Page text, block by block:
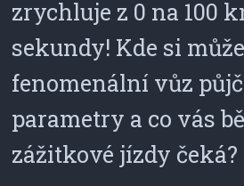
zrychluje z 0 na 100
sekundy! Kde si
fenomenální vůz
parametry a co vás
zážitkové jízdy čeká?